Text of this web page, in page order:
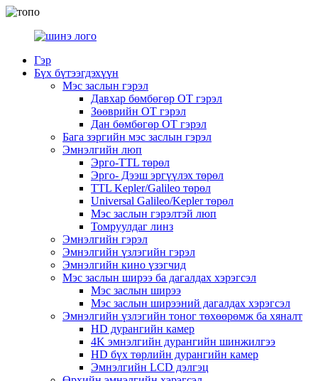
Гэр
Бүх бүтээгдэхүүн
Мэс заслын гэрэл
Давхар бөмбөгөр OT гэрэл
Зөөврийн OT гэрэл
Дан бөмбөгөр OT гэрэл
Бага зэргийн мэс заслын гэрэл
Эмнэлгийн люп
Эрго-TTL төрөл
Эрго- Дээш эргүүлэх төрөл
TTL Kepler/Galileo төрөл
Universal Galileo/Kepler төрөл
Мэс заслын гэрэлтэй люп
Томруулдаг линз
Эмнэлгийн гэрэл
Эмнэлгийн үзлэгийн гэрэл
Эмнэлгийн кино үзэгчид
Мэс заслын ширээ ба дагалдах хэрэгсэл
Мэс заслын ширээ
Мэс заслын ширээний дагалдах хэрэгсэл
Эмнэлгийн үзлэгийн тоног төхөөрөмж ба хяналт
HD дурангийн камер
4K эмнэлгийн дурангийн шинжилгээ
HD бүх төрлийн дурангийн камер
Эмнэлгийн LCD дэлгэц